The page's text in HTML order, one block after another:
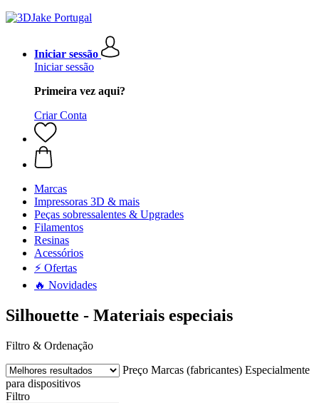
Iniciar sessão
Iniciar sessão
Primeira vez aqui?
Criar Conta
Marcas
Impressoras 3D & mais
Peças sobressalentes & Upgrades
Filamentos
Resinas
Acessórios
⚡ Ofertas
🔥 Novidades
Silhouette - Materiais especiais
Filtro & Ordenação
Preço Marcas (fabricantes) Especialmente
para dispositivos
Filtro